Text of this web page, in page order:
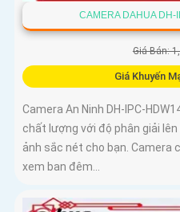
CAMERA DAHUA
Giá Bán:
Giá Khuyến
Camera An Ninh DH-IPC-
chất lượng với độ phân giải lên
ảnh sắc nét cho bạn. Camera
xem ban đêm...